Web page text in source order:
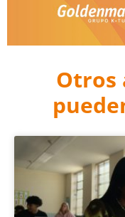
Otros